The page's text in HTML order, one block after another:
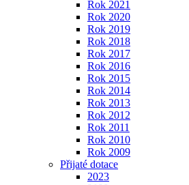
Rok 2021
Rok 2020
Rok 2019
Rok 2018
Rok 2017
Rok 2016
Rok 2015
Rok 2014
Rok 2013
Rok 2012
Rok 2011
Rok 2010
Rok 2009
Přijaté dotace
2023